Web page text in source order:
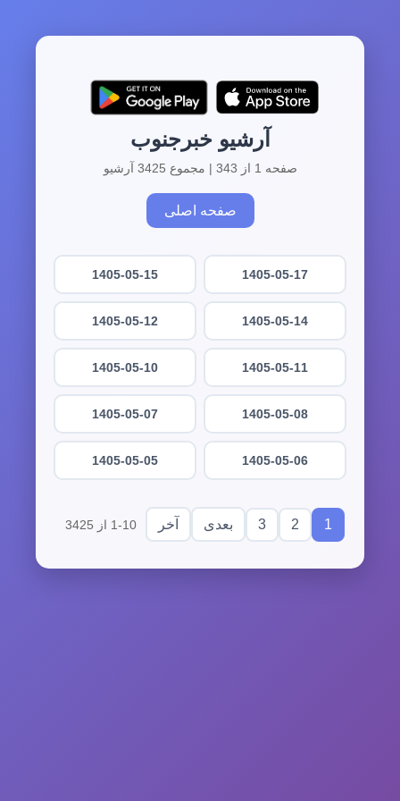
آرشیو خبرجنوب
صفحه 1 از 343 | مجموع 3425 آرشیو
صفحه اصلی
1405-05-17
1405-05-15
1405-05-14
1405-05-12
1405-05-11
1405-05-10
1405-05-08
1405-05-07
1405-05-06
1405-05-05
1
2
3 بعدی آخر 1-10 از 3425